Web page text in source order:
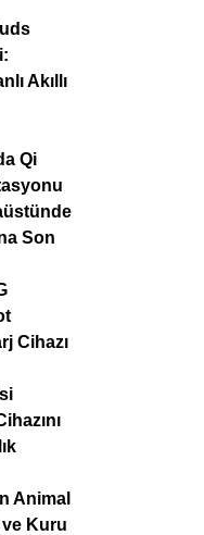
Akıllı
Qi
Son
Cihazı
Animal
ve Kuru